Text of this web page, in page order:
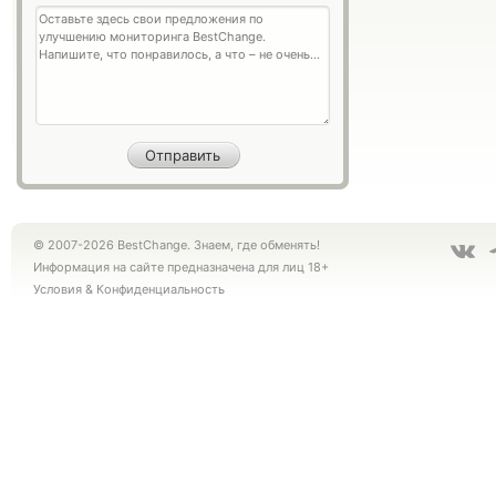
© 2007-2026 BestChange. Знаем, где обменять!
Информация на сайте предназначена для лиц 18+
Условия & Конфиденциальность